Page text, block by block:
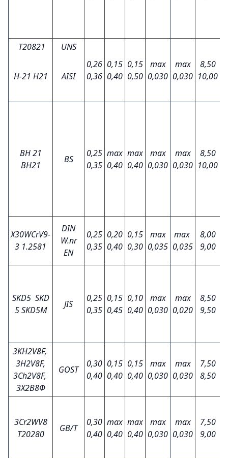
T20821
H-21 H21
UNS
AISI
0,26
0,36
0,15
0,40
0,15
0,50
max
0,030
max
0,030
8,50
10,00
BH 21
BH21
BS
0,25
0,35
max
0,40
max
0,40
max
0,030
max
0,030
8,50
10,00
X30WCrV9-
3 1.2581
DIN
W.nr
EN
0,25
0,35
0,20
0,40
0,15
0,30
max
0,035
max
0,035
8,00
9,00
SKD5 SKD
5 SKD5M
JIS
0,25
0,35
0,15
0,45
0,10
0,40
max
0,030
max
0,020
8,50
9,50
3KH2V8F,
3H2V8F,
3Ch2V8F,
3Х2В8Ф
GOST
0,30
0,40
0,15
0,40
0,15
0,40
max
0,030
max
0,030
7,50
8,50
3Cr2WV8
T20280
GB/T
0,30
0,40
max
0,40
max
0,40
max
0,030
max
0,030
7,50
9,00